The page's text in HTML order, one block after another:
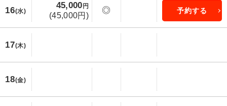
16(水)
45,000 円
(45,000円)
◎ 予約する
17(木)
18(金)